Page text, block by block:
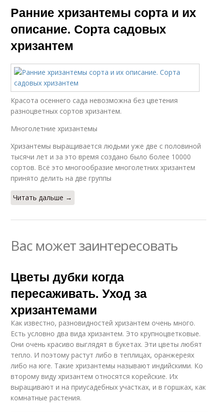
Ранние хризантемы сорта и их
описание. Сорта садовых
хризантем
Красота осеннего сада невозможна без цветения
разноцветных сортов хризантем.
Многолетние хризантемы
Хризантемы выращивается людьми уже две с половиной
тысячи лет и за это время создано было более 10000
сортов. Всё это многообразие многолетних хризантем
принято делить на две группы
Читать дальше →
Вас может заинтересовать
Цветы дубки когда
пересаживать. Уход за
хризантемами
Как известно, разновидностей хризантем очень много.
Есть условно два вида хризантем. Это крупноцветковые.
Они очень красиво выглядят в букетах. Эти цветы любят
тепло. И поэтому растут либо в теплицах, оранжереях
либо на юге. Такие хризантемы называют индийскими. Ко
второму виду хризантем относятся корейские. Их
выращивают и на приусадебных участках, и в горшках, как
комнатные растения.